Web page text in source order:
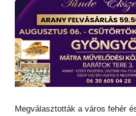
Megválasztották a város fehér